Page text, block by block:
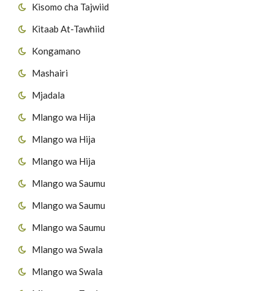
Kisomo cha Tajwiid
Kitaab At-Tawhiid
Kongamano
Mashairi
Mjadala
Mlango wa Hija
Mlango wa Hija
Mlango wa Hija
Mlango wa Saumu
Mlango wa Saumu
Mlango wa Saumu
Mlango wa Swala
Mlango wa Swala